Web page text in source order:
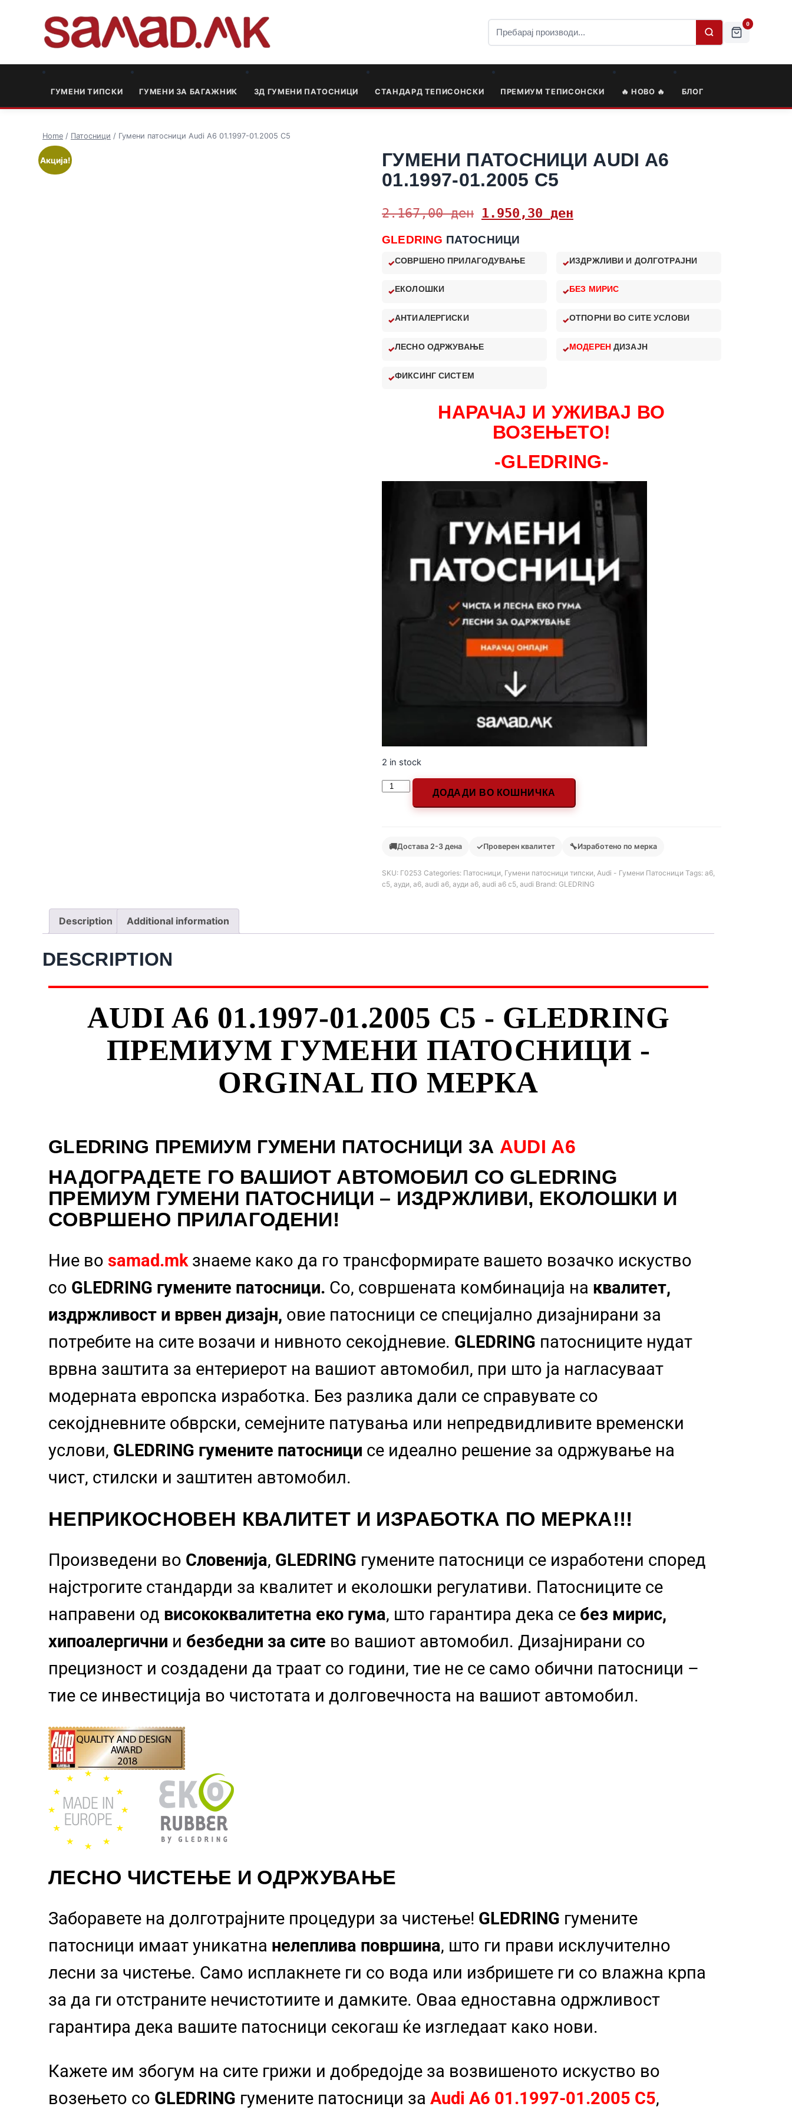
0
ГУМЕНИ ТИПСКИ ГУМЕНИ ЗА БАГАЖНИК 3Д ГУМЕНИ ПАТОСНИЦИ СТАНДАРД ТЕПИСОНСКИ ПРЕМИУМ ТЕПИСОНСКИ 🔥 НОВО 🔥 БЛОГ
Home / Патосници / Гумени патосници Audi A6 01.1997-01.2005 C5
Акција!
ГУМЕНИ ПАТОСНИЦИ AUDI A6
01.1997-01.2005 C5
2.167,00ден 1.950,30 ден
GLEDRING ПАТОСНИЦИ
СОВРШЕНО ПРИЛАГОДУВАЊЕ ИЗДРЖЛИВИ И ДОЛГОТРАЈНИ
ЕКОЛОШКИ БЕЗ МИРИС
АНТИАЛЕРГИСКИ ОТПОРНИ ВО СИТЕ УСЛОВИ
ЛЕСНО ОДРЖУВАЊЕ МОДЕРЕН ДИЗАЈН
ФИКСИНГ СИСТЕМ
НАРАЧАЈ И УЖИВАЈ ВО
ВОЗЕЊЕТО!
-GLEDRING-
2 in stock
ДОДАДИ ВО КОШНИЧКА
🚚Достава 2-3 дена ✓Проверен квалитет 🔧Изработено по мерка
SKU: Г0253 Categories: Патосници, Гумени патосници типски, Audi - Гумени Патосници Tags: a6,
c5, ауди, а6, audi a6, ауди а6, audi a6 c5, audi Brand: GLEDRING
Description Additional information
DESCRIPTION
AUDI A6 01.1997-01.2005 C5 - GLEDRING
ПРЕМИУМ ГУМЕНИ ПАТОСНИЦИ -
ORGINAL ПО МЕРКА
GLEDRING ПРЕМИУМ ГУМЕНИ ПАТОСНИЦИ ЗА AUDI A6
НАДОГРАДЕТЕ ГО ВАШИОТ АВТОМОБИЛ СО GLEDRING
ПРЕМИУМ ГУМЕНИ ПАТОСНИЦИ – ИЗДРЖЛИВИ, ЕКОЛОШКИ И
СОВРШЕНО ПРИЛАГОДЕНИ!
Ние во samad.mkзнаеме како да го трансформирате вашето возачко искуство
со GLEDRING гумените патосници. Со, совршената комбинација на квалитет,
издржливост и врвен дизајн, овие патосници се специјално дизајнирани за
потребите на сите возачи и нивното секојдневие. GLEDRING патосниците нудат
врвна заштита за ентериерот на вашиот автомобил, при што ја нагласуваат
модерната европска изработка. Без разлика дали се справувате со
секојдневните обврски, семејните патувања или непредвидливите временски
услови, GLEDRING гумените патосници се идеално решение за одржување на
чист, стилски и заштитен автомобил.
НЕПРИКОСНОВЕН КВАЛИТЕТ И ИЗРАБОТКА ПО МЕРКА!!!
Произведени во Словенија, GLEDRING гумените патосници се изработени според
најстрогите стандарди за квалитет и еколошки регулативи. Патосниците се
направени од висококвалитетна еко гума, што гарантира дека се без мирис,
хипоалергични и безбедни за сите во вашиот автомобил. Дизајнирани со
прецизност и создадени да траат со години, тие не се само обични патосници –
тие се инвестиција во чистотата и долговечноста на вашиот автомобил.
ЛЕСНО ЧИСТЕЊЕ И ОДРЖУВАЊЕ
Заборавете на долготрајните процедури за чистење! GLEDRING гумените
патосници имаат уникатна нелеплива површина, што ги прави исклучително
лесни за чистење. Само исплакнете ги со вода или избришете ги со влажна крпа
за да ги отстраните нечистотиите и дамките. Оваа едноставна одржливост
гарантира дека вашите патосници секогаш ќе изгледаат како нови.
Кажете им збогум на сите грижи и добредојде за возвишеното искуство во
возењето со GLEDRING гумените патосници за Audi A6 01.1997-01.2005 C5,